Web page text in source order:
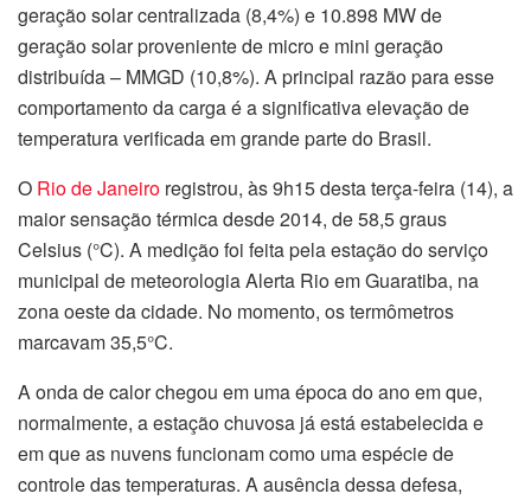
geração solar centralizada (8,4%) e 10.898 MW de
geração solar proveniente de micro e mini geração
distribuída – MMGD (10,8%). A principal razão para esse
comportamento da carga é a significativa elevação de
temperatura verificada em grande parte do Brasil.
O Rio de Janeiro registrou, às 9h15 desta terça-feira (14), a
maior sensação térmica desde 2014, de 58,5 graus
Celsius (°C). A medição foi feita pela estação do serviço
municipal de meteorologia Alerta Rio em Guaratiba, na
zona oeste da cidade. No momento, os termômetros
marcavam 35,5°C.
A onda de calor chegou em uma época do ano em que,
normalmente, a estação chuvosa já está estabelecida e
em que as nuvens funcionam como uma espécie de
controle das temperaturas. A ausência dessa defesa,